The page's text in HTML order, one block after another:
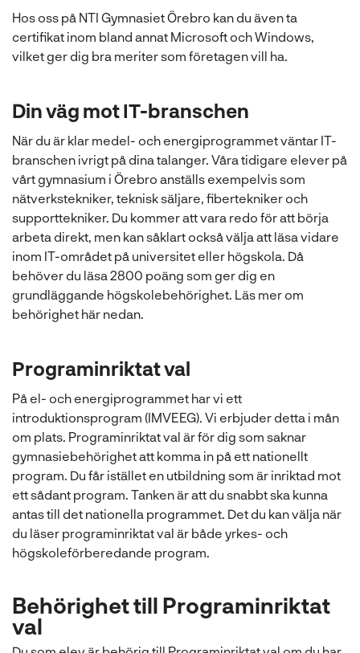
Hos oss på NTI Gymnasiet Örebro kan du även ta
certifikat inom bland annat Microsoft och Windows,
vilket ger dig bra meriter som företagen vill ha.
Din väg mot IT-branschen
När du är klar medel- och energiprogrammet väntar IT-
branschen ivrigt på dina talanger. Våra tidigare elever på
vårt gymnasium i Örebro anställs exempelvis som
nätverkstekniker, teknisk säljare, fibertekniker och
supporttekniker. Du kommer att vara redo för att börja
arbeta direkt, men kan såklart också välja att läsa vidare
inom IT-området på universitet eller högskola. Då
behöver du läsa 2800 poäng som ger dig en
grundläggande högskolebehörighet. Läs mer om
behörighet här nedan.
Programinriktat val
På el- och energiprogrammet har vi ett
introduktionsprogram (IMVEEG). Vi erbjuder detta i mån
om plats. Programinriktat val är för dig som saknar
gymnasiebehörighet att komma in på ett nationellt
program. Du får istället en utbildning som är inriktad mot
ett sådant program. Tanken är att du snabbt ska kunna
antas till det nationella programmet. Det du kan välja när
du läser programinriktat val är både yrkes- och
högskoleförberedande program.
Behörighet till Programinriktat
val